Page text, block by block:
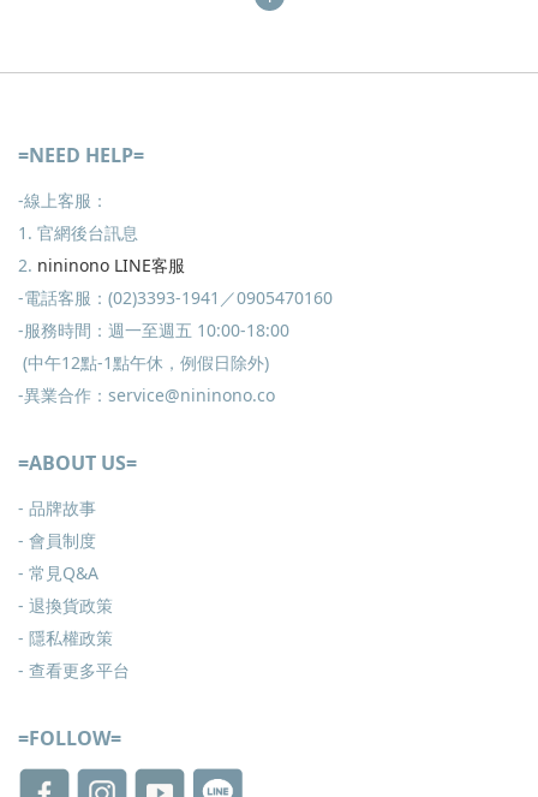
=NEED HELP=
-線上客服：
1. 官網後台訊息
2. nininono LINE客服
-電話客服：(02)3393-1941／0905470160
-服務時間：週一至週五 10:00-18:00
(中午12點-1點午休，例假日除外)
-異業合作：service@nininono.co
=ABOUT US=
- 品牌故事
- 會員制度
- 常見Q&A
- 退換貨政策
- 隱私權政策
- 查看更多平台
=FOLLOW=